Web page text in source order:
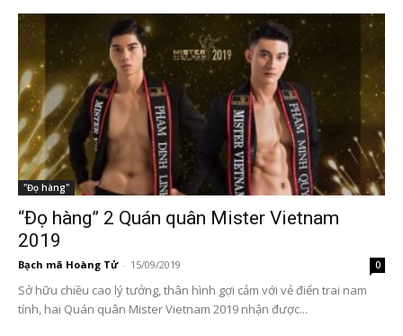
"Đọ hàng"
“Đọ hàng” 2 Quán quân Mister Vietnam
2019
Bạch mã Hoàng Tử - 15/09/2019 0
Sở hữu chiều cao lý tưởng, thân hình gợi cảm với vẻ điển trai nam
tính, hai Quán quân Mister Vietnam 2019 nhận được...